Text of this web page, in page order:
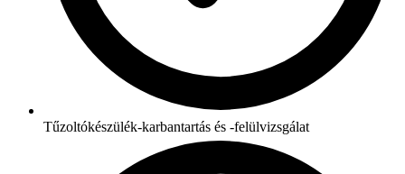
Tűzoltókészülék-karbantartás és -felülvizsgálat